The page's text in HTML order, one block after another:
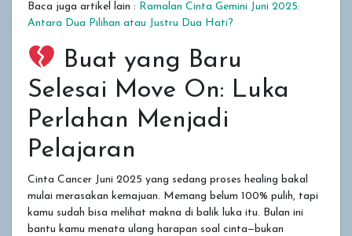
Baca juga artikel lain : Ramalan Cinta Gemini Juni 2025:
Antara Dua Pilihan atau Justru Dua Hati?
Buat yang Baru
Selesai Move On: Luka
Perlahan Menjadi
Pelajaran
Cinta Cancer Juni 2025 yang sedang proses healing bakal
mulai merasakan kemajuan. Memang belum 100% pulih, tapi
kamu sudah bisa melihat makna di balik luka itu. Bulan ini
bantu kamu menata ulang harapan soal cinta—bukan